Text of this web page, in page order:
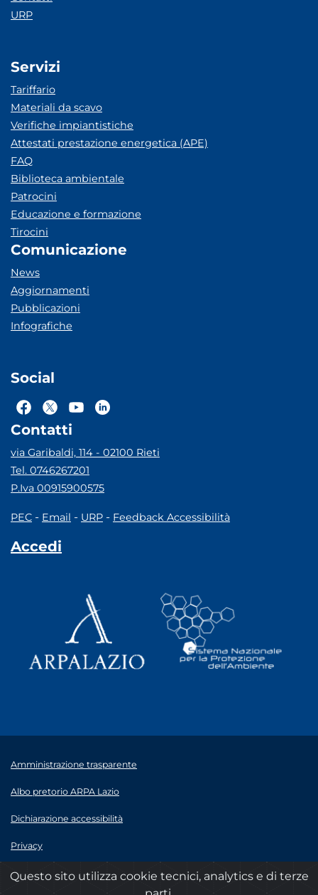
URP
Servizi
Tariffario
Materiali da scavo
Verifiche impiantistiche
Attestati prestazione energetica (APE)
FAQ
Biblioteca ambientale
Patrocini
Educazione e formazione
Tirocini
Comunicazione
News
Aggiornamenti
Pubblicazioni
Infografiche
Social
Contatti
via Garibaldi, 114 - 02100 Rieti
Tel. 0746267201
P.Iva 00915900575
PEC - Email - URP - Feedback Accessibilità
Accedi
Amministrazione trasparente
Albo pretorio ARPA Lazio
Dichiarazione accessibilità
Privacy
Note legali
Questo sito utilizza cookie tecnici, analytics e di terze